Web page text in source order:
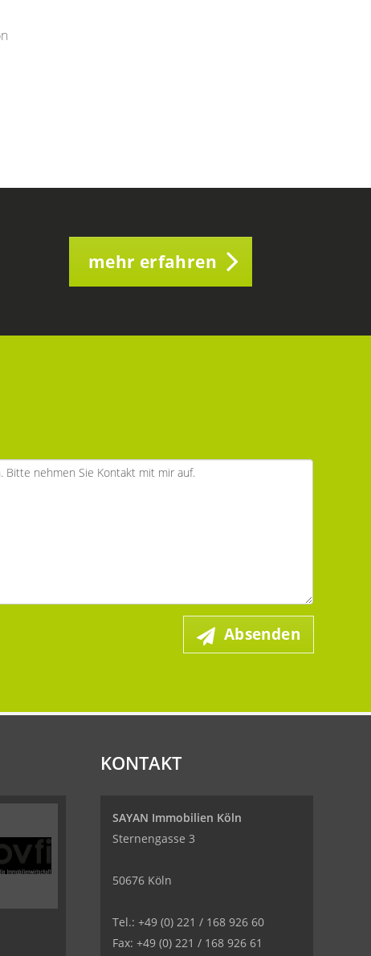
mehr erfahren
Absenden
KONTAKT
SAYAN Immobilien Köln
Sternengasse 3
50676 Köln
Tel.: +49 (0) 221 / 168 926 60
Fax: +49 (0) 221 / 168 926 61